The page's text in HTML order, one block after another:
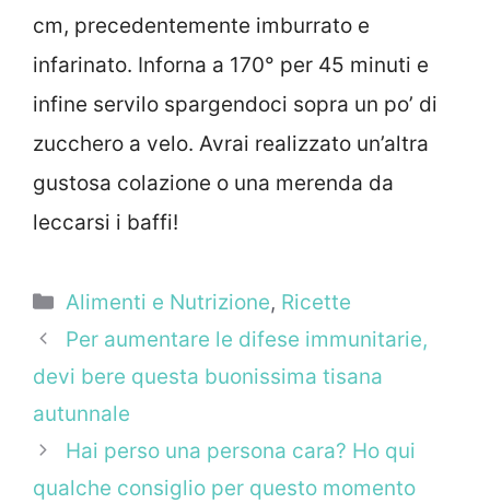
cm, precedentemente imburrato e
infarinato. Inforna a 170° per 45 minuti e
infine servilo spargendoci sopra un po’ di
zucchero a velo. Avrai realizzato un’altra
gustosa colazione o una merenda da
leccarsi i baffi!
Categorie
Alimenti e Nutrizione, Ricette
Per aumentare le difese immunitarie,
devi bere questa buonissima tisana
autunnale
Hai perso una persona cara? Ho qui
qualche consiglio per questo momento